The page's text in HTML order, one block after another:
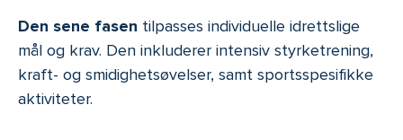
Den sene fasen tilpasses individuelle idrettslige
mål og krav. Den inkluderer intensiv styrketrening,
kraft- og smidighetsøvelser, samt sportsspesifikke
aktiviteter.